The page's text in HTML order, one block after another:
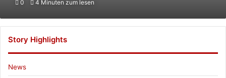
0 4 Minuten zum lesen
Story Highlights
News